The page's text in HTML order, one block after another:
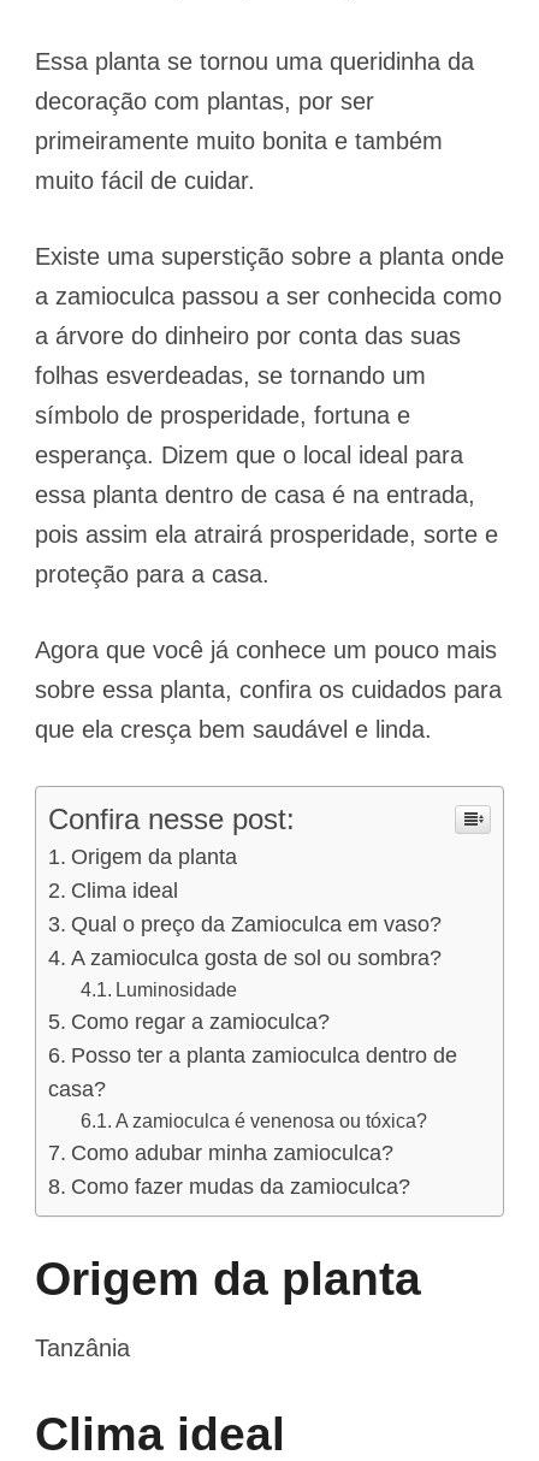
Essa planta se tornou uma queridinha da
decoração com plantas, por ser
primeiramente muito bonita e também
muito fácil de cuidar.
Existe uma superstição sobre a planta onde
a zamioculca passou a ser conhecida como
a árvore do dinheiro por conta das suas
folhas esverdeadas, se tornando um
símbolo de prosperidade, fortuna e
esperança. Dizem que o local ideal para
essa planta dentro de casa é na entrada,
pois assim ela atrairá prosperidade, sorte e
proteção para a casa.
Agora que você já conhece um pouco mais
sobre essa planta, confira os cuidados para
que ela cresça bem saudável e linda.
Confira nesse post:
Origem da planta
Clima ideal
Qual o preço da Zamioculca em vaso?
A zamioculca gosta de sol ou sombra?
Luminosidade
Como regar a zamioculca?
Posso ter a planta zamioculca dentro de
casa?
A zamioculca é venenosa ou tóxica?
Como adubar minha zamioculca?
Como fazer mudas da zamioculca?
Origem da planta
Tanzânia
Clima ideal